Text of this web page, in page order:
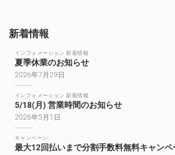
新着情報
インフォメーション 新着情報
夏季休業のお知らせ
2026年7月29日
インフォメーション 新着情報
5/18(月) 営業時間のお知らせ
2026年5月1日
キャンペーン
最大12回払いまで分割手数料無料キャンペ